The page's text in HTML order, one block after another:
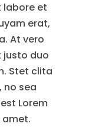
labore et
erat,
At vero
justo duo
Stet clita
no sea
Lorem